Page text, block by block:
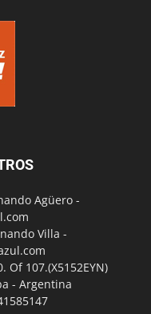
Agüero -
Villa -
Of 107.(X5152EYN)
- Argentina